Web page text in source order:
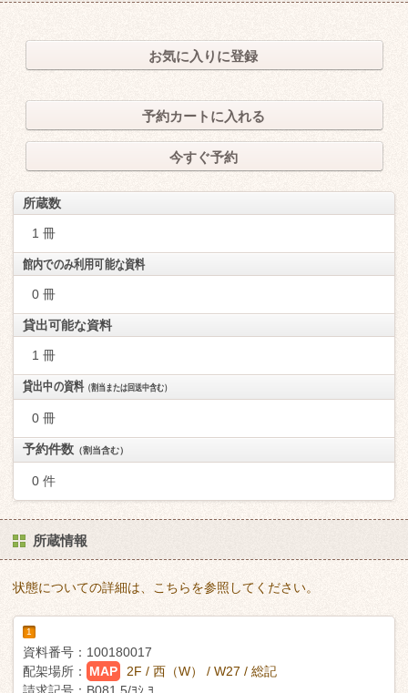
お気に入りに登録
予約カートに入れる
今すぐ予約
所蔵数
1 冊
館内でのみ利用可能な資料
0 冊
貸出可能な資料
1 冊
貸出中の資料（割当または回送中含む）
0 冊
予約件数 （割当含む）
0 件
所蔵情報
状態についての詳細は、こちらを参照してください。
1
資料番号： 100180017
配架場所：
MAP
2F / 西（W） / W27 / 総記
請求記号： B081.5/ﾖｼ ﾖ